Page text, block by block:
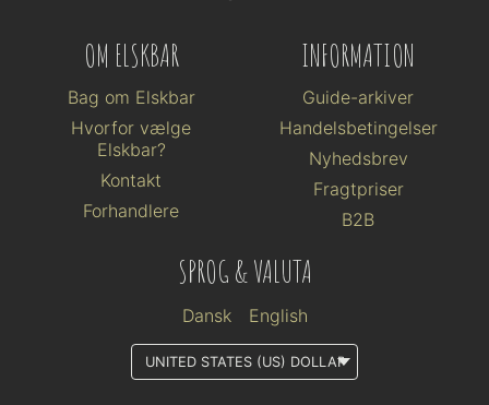
OM ELSKBAR
Bag om Elskbar
Hvorfor vælge
Elskbar?
Kontakt
Forhandlere
INFORMATION
Guide-arkiver
Handelsbetingelser
Nyhedsbrev
Fragtpriser
B2B
SPROG & VALUTA
Dansk English